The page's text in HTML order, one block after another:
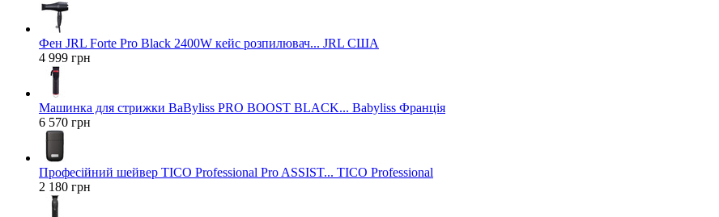
Фен JRL Forte Pro Black 2400W кейс розпилювач... JRL США
4 999 грн
Машинка для стрижки BaByliss PRO BOOST BLACK... Babyliss Франція
6 570 грн
Професійний шейвер TICO Professional Pro ASSIST... TICO Professional
2 180 грн